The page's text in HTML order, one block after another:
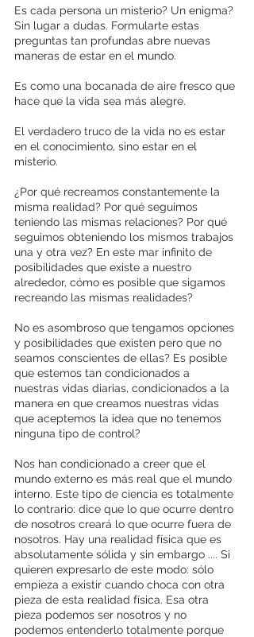
Es cada persona un misterio? Un enigma?
Sin lugar a dudas. Formularte estas
preguntas tan profundas abre nuevas
maneras de estar en el mundo.
Es como una bocanada de aire fresco que
hace que la vida sea más alegre.
El verdadero truco de la vida no es estar
en el conocimiento, sino estar en el
misterio.
¿Por qué recreamos constantemente la
misma realidad? Por qué seguimos
teniendo las mismas relaciones? Por qué
seguimos obteniendo los mismos trabajos
una y otra vez? En este mar infinito de
posibilidades que existe a nuestro
alrededor, cómo es posible que sigamos
recreando las mismas realidades?
No es asombroso que tengamos opciones
y posibilidades que existen pero que no
seamos conscientes de ellas? Es posible
que estemos tan condicionados a
nuestras vidas diarias, condicionados a la
manera en que creamos nuestras vidas
que aceptemos la idea que no tenemos
ninguna tipo de control?
Nos han condicionado a creer que el
mundo externo es más real que el mundo
interno. Este tipo de ciencia es totalmente
lo contrario: dice que lo que ocurre dentro
de nosotros creará lo que ocurre fuera de
nosotros. Hay una realidad física que es
absolutamente sólida y sin embargo .... Si
quieren expresarlo de este modo: sólo
empieza a existir cuando choca con otra
pieza de esta realidad física. Esa otra
pieza podemos ser nosotros y no
podemos entenderlo totalmente porque